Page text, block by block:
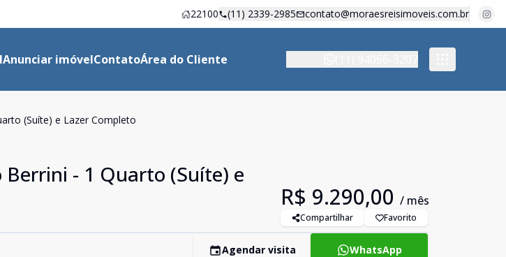
22100 (11) 2339-2985 contato@moraesreisimoveis.com.br
Anunciar imóvelContatoÁrea do Cliente
(Suíte) e Lazer Completo
- 1 Quarto (Suíte) e
R$ 9.290,00 / mês
Compartilhar Favorito
Agendar visita WhatsApp